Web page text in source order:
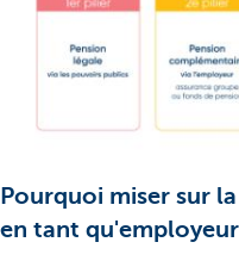
Pourquoi miser sur
en tant